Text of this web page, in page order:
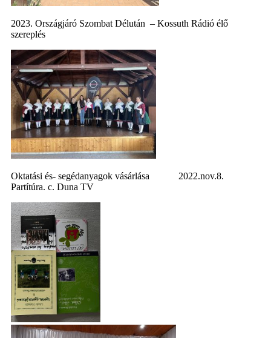
2023. Országjáró Szombat Délután – Kossuth Rádió élő
szereplés
Oktatási és- segédanyagok vásárlása 2022.nov.8.
Partítúra. c. Duna TV